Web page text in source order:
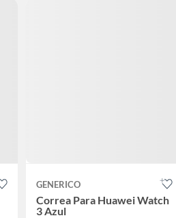
GENERICO
Correa Para Huawei Watch
3 Azul